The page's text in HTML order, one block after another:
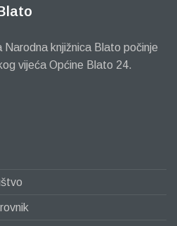
knjižnica Blato počinje
vijeća Općine Blato 24.